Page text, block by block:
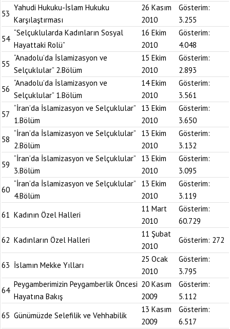
53
Yahudi Hukuku-İslam Hukuku
Karşılaştırması
26 Kasım
2010
Gösterim:
3.255
54
“Selçuklularda Kadınların Sosyal
Hayattaki Rolü”
16 Ekim
2010
Gösterim:
4.048
55
“Anadolu’da İslamizasyon ve
Selçuklular” 2.Bölüm
15 Ekim
2010
Gösterim:
2.893
56
“Anadolu’da İslamizasyon ve
Selçuklular” 1.Bölüm
14 Ekim
2010
Gösterim:
3.561
57
“İran’da İslamizasyon ve Selçuklular”
1.Bölüm
13 Ekim
2010
Gösterim:
3.650
58
“İran’da İslamizasyon ve Selçuklular”
2.Bölüm
13 Ekim
2010
Gösterim:
3.132
59
“İran’da İslamizasyon ve Selçuklular”
3.Bölüm
13 Ekim
2010
Gösterim:
3.095
60
“İran’da İslamizasyon ve Selçuklular”
4.Bölüm
13 Ekim
2010
Gösterim:
3.119
61 Kadının Özel Halleri
11 Mart
2010
Gösterim:
60.729
62 Kadınların Özel Halleri
11 Şubat
2010
Gösterim: 272
63 İslamın Mekke Yılları
25 Ocak
2010
Gösterim:
3.795
64
Peygamberimizin Peygamberlik Öncesi
Hayatına Bakış
20 Kasım
2009
Gösterim:
5.112
65 Günümüzde Selefilik ve Vehhabilik
13 Kasım
2009
Gösterim:
6.517